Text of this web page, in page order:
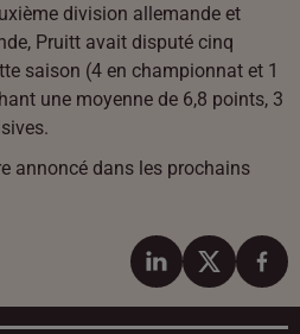
division allemande et
Pruitt avait disputé cinq
saison (4 en championnat et 1
une moyenne de 6,8 points, 3
annoncé dans les prochains